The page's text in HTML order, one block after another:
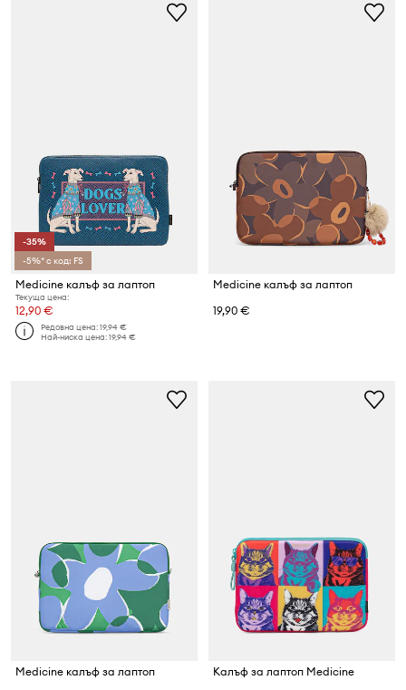
-35%
-5%* с код: FS
Medicine калъф за лаптоп
Текуща цена:
12,90 €
Редовна цена:19,94 €
Най-ниска цена:19,94 €
Medicine калъф за лаптоп
19,90 €
Medicine калъф за лаптоп
Калъф за лаптоп Medicine